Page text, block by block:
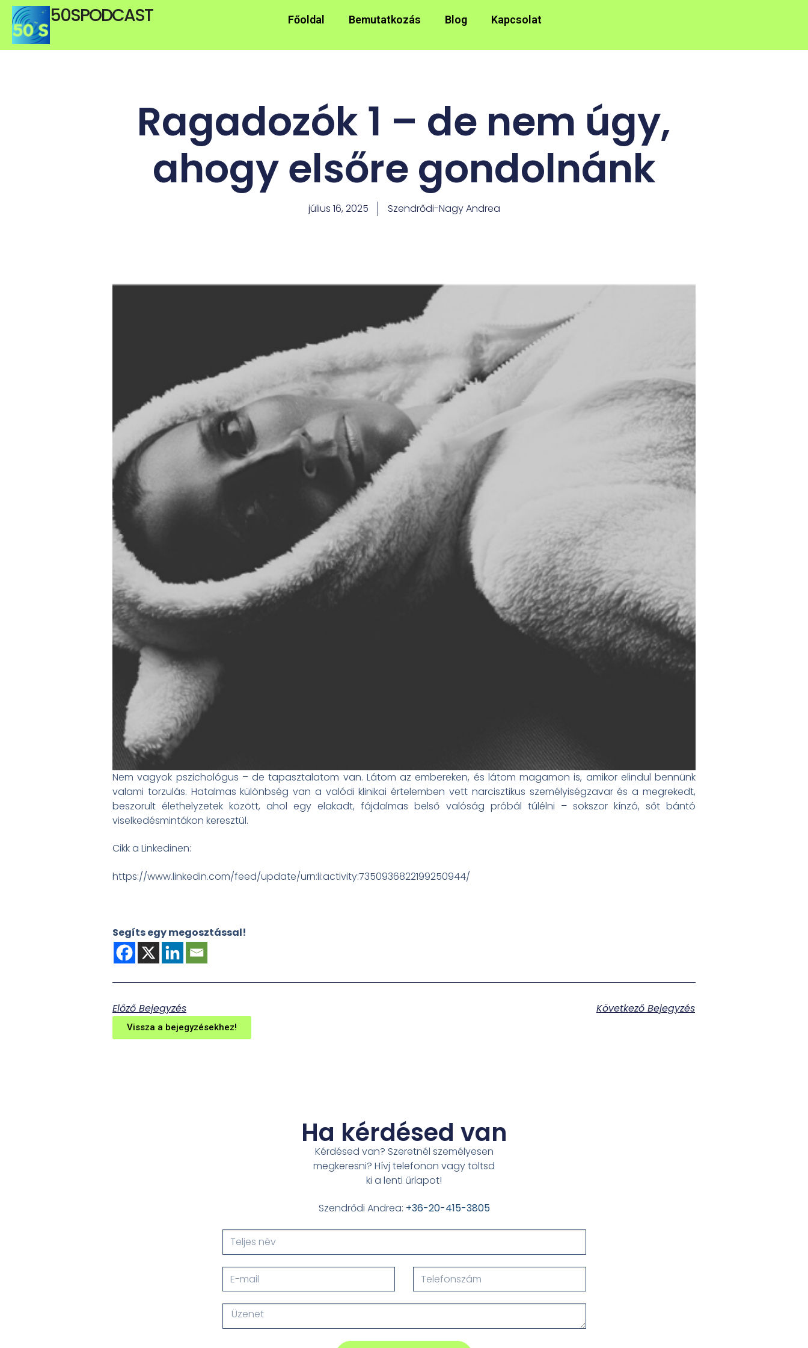
50SPODCAST Főoldal Bemutatkozás Blog Kapcsolat
Ragadozók 1 – de nem úgy,
ahogy elsőre gondolnánk
július 16, 2025 Szendrődi-Nagy Andrea
Nem vagyok pszichológus – de tapasztalatom van. Látom az embereken, és látom magamon is, amikor elindul bennünk
valami torzulás. Hatalmas különbség van a valódi klinikai értelemben vett narcisztikus személyiségzavar és a megrekedt,
beszorult élethelyzetek között, ahol egy elakadt, fájdalmas belső valóság próbál túlélni – sokszor kínzó, sőt bántó
viselkedésmintákon keresztül.
Cikk a Linkedinen:
https://www.linkedin.com/feed/update/urn:li:activity:7350936822199250944/
Segíts egy megosztással!
Előző Bejegyzés Következő Bejegyzés
Vissza a bejegyzésekhez!
Ha kérdésed van
Kérdésed van? Szeretnél személyesen
megkeresni? Hívj telefonon vagy töltsd
ki a lenti űrlapot!
Szendrődi Andrea: +36-20-415-3805